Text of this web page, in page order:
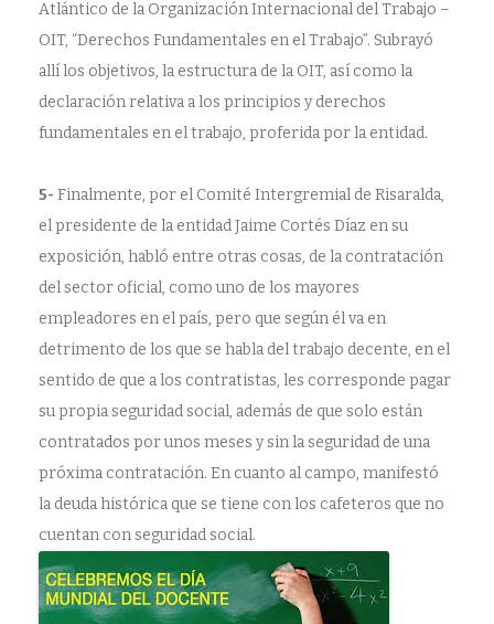
Atlántico de la Organización Internacional del Trabajo –
OIT, “Derechos Fundamentales en el Trabajo”. Subrayó
allí los objetivos, la estructura de la OIT, así como la
declaración relativa a los principios y derechos
fundamentales en el trabajo, proferida por la entidad.
5- Finalmente, por el Comité Intergremial de Risaralda,
el presidente de la entidad Jaime Cortés Díaz en su
exposición, habló entre otras cosas, de la contratación
del sector oficial, como uno de los mayores
empleadores en el país, pero que según él va en
detrimento de los que se habla del trabajo decente, en el
sentido de que a los contratistas, les corresponde pagar
su propia seguridad social, además de que solo están
contratados por unos meses y sin la seguridad de una
próxima contratación. En cuanto al campo, manifestó
la deuda histórica que se tiene con los cafeteros que no
cuentan con seguridad social.